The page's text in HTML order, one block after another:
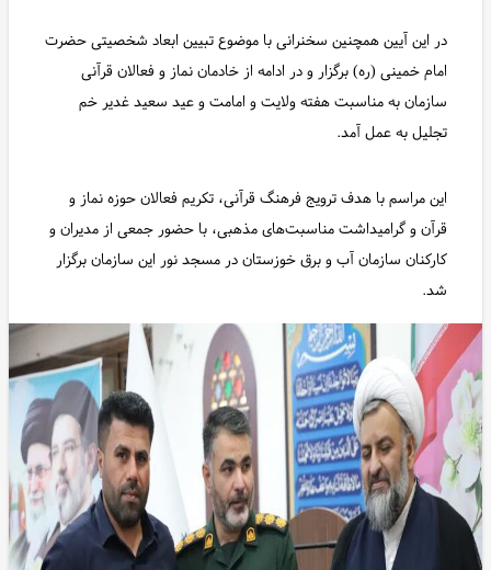
در این آیین همچنین سخنرانی با موضوع تبیین ابعاد شخصیتی حضرت
امام خمینی (ره) برگزار و در ادامه از خادمان نماز و فعالان قرآنی
سازمان به مناسبت هفته ولایت و امامت و عید سعید غدیر خم
تجلیل به عمل آمد.
این مراسم با هدف ترویج فرهنگ قرآنی، تکریم فعالان حوزه نماز و
قرآن و گرامیداشت مناسبت‌های مذهبی، با حضور جمعی از مدیران و
کارکنان سازمان آب و برق خوزستان در مسجد نور این سازمان برگزار
شد.